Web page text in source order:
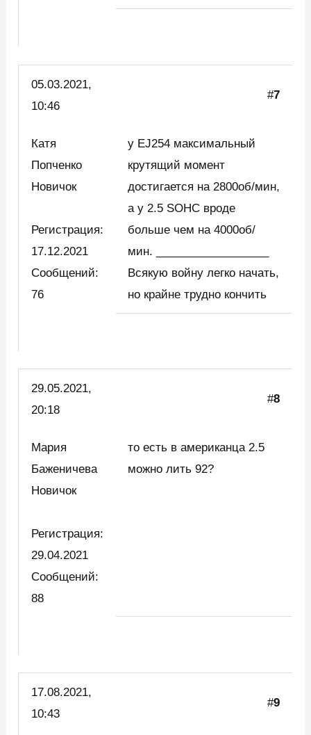
05.03.2021,
10:46
#7
Катя
Попченко
Новичок
Регистрация:
17.12.2021
Сообщений:
76
у EJ254 максимальный
крутящий момент
достигается на 2800об/мин,
а у 2.5 SOHC вроде
больше чем на 4000об/
мин. __________________
Всякую войну легко начать,
но крайне трудно кончить
29.05.2021,
20:18
#8
Мария
Баженичева
Новичок
Регистрация:
29.04.2021
Сообщений:
88
то есть в американца 2.5
можно лить 92?
17.08.2021,
10:43
#9